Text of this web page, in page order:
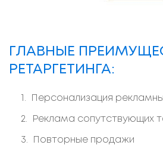
ГЛАВНЫЕ
РЕТАРГЕТИНГА:
Персонализация
Реклама сопутствующих
Повторные продажи